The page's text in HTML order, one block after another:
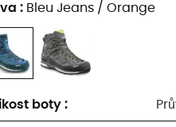
: Bleu Jeans / Orange
boty :